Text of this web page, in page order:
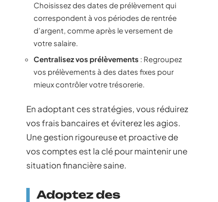
Choisissez des dates de prélèvement qui
correspondent à vos périodes de rentrée
d’argent, comme après le versement de
votre salaire.
Centralisez vos prélèvements : Regroupez
vos prélèvements à des dates fixes pour
mieux contrôler votre trésorerie.
En adoptant ces stratégies, vous réduirez
vos frais bancaires et éviterez les agios.
Une gestion rigoureuse et proactive de
vos comptes est la clé pour maintenir une
situation financière saine.
Adoptez des